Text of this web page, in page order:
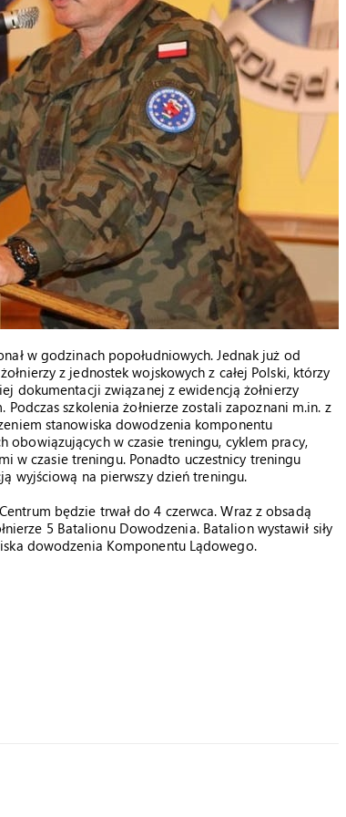
w godzinach popołudniowych. Jednak już od
z jednostek wojskowych z całej Polski, którzy
dokumentacji związanej z ewidencją żołnierzy
szkolenia żołnierze zostali zapoznani m.in. z
stanowiska dowodzenia komponentu
w czasie treningu, cyklem pracy,
w czasie treningu. Ponadto uczestnicy treningu
wyjściową na pierwszy dzień treningu.
będzie trwał do 4 czerwca. Wraz z obsadą
5 Batalionu Dowodzenia. Batalion wystawił siły
dowodzenia Komponentu Lądowego.